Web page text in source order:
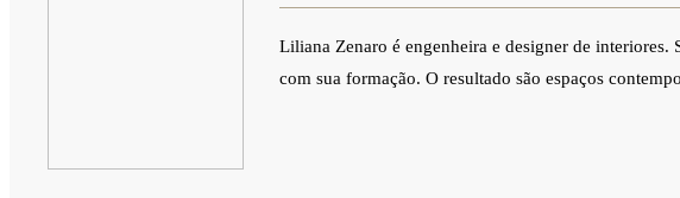
Liliana Zenaro é engenheira e designer de interiores.
com sua formação. O resultado são espaços